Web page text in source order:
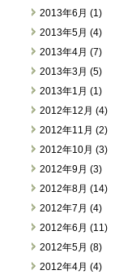
2013年6月 (1)
2013年5月 (4)
2013年4月 (7)
2013年3月 (5)
2013年1月 (1)
2012年12月 (4)
2012年11月 (2)
2012年10月 (3)
2012年9月 (3)
2012年8月 (14)
2012年7月 (4)
2012年6月 (11)
2012年5月 (8)
2012年4月 (4)